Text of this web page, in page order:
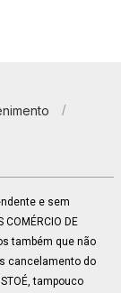
e sem
DE
também que não
cancelamento do
tampouco